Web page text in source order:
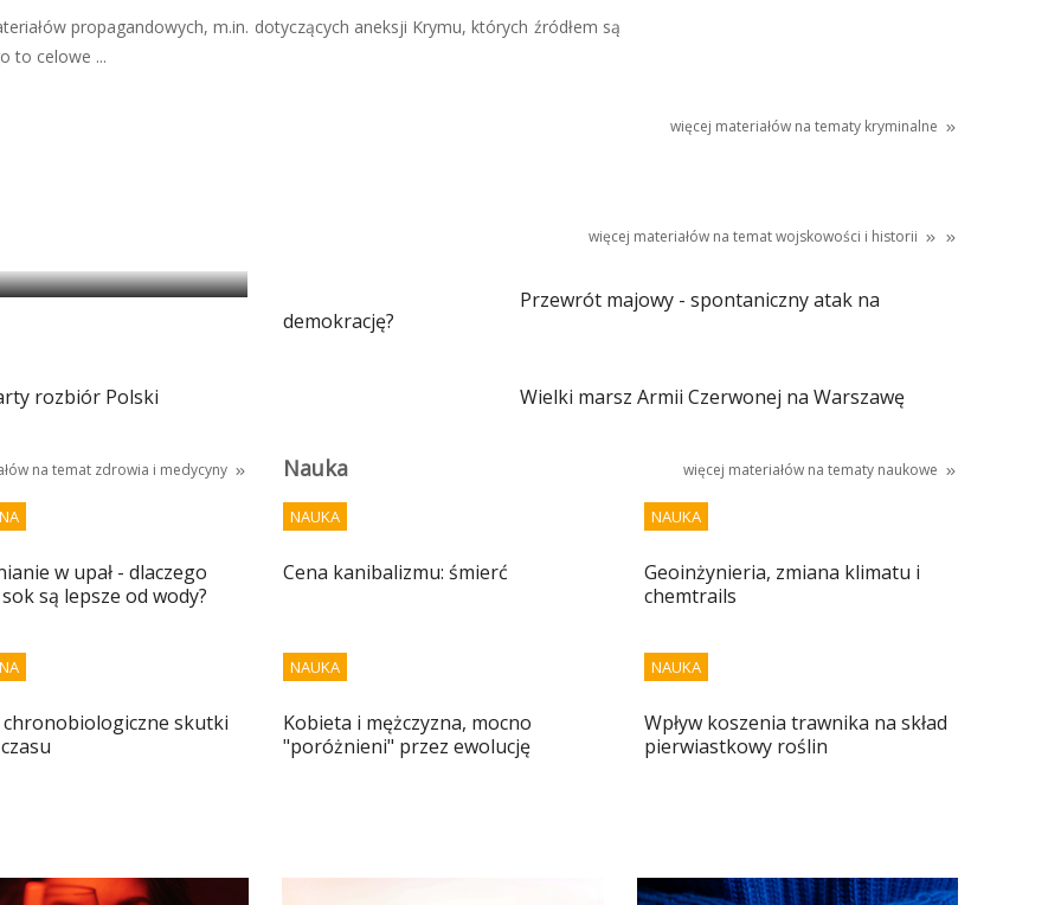
propagandowych, m.in. dotyczących aneksji Krymu, których źródłem są
to celowe ...
więcej materiałów na tematy kryminalne
więcej materiałów na tematwojskowości i historii
Przewrót majowy - spontaniczny atak na
demokrację?
rozbiór Polski Wielki marsz Armii Czerwonej na Warszawę
na temat zdrowia i medycyny
w upał - dlaczego
są lepsze od wody?
chronobiologiczne skutki
Nauka więcej materiałów na tematy naukowe
NAUKA
Cena kanibalizmu: śmierć
NAUKA
Geoinżynieria, zmiana klimatu i
chemtrails
NAUKA
Kobieta i mężczyzna, mocno
"poróżnieni" przez ewolucję
NAUKA
Wpływ koszenia trawnika na skład
pierwiastkowy roślin